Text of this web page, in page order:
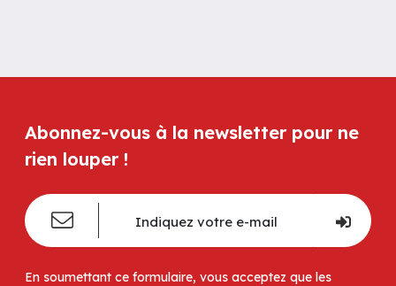
Abonnez-vous à la newsletter pour ne
rien louper !
En soumettant ce formulaire, vous acceptez que les